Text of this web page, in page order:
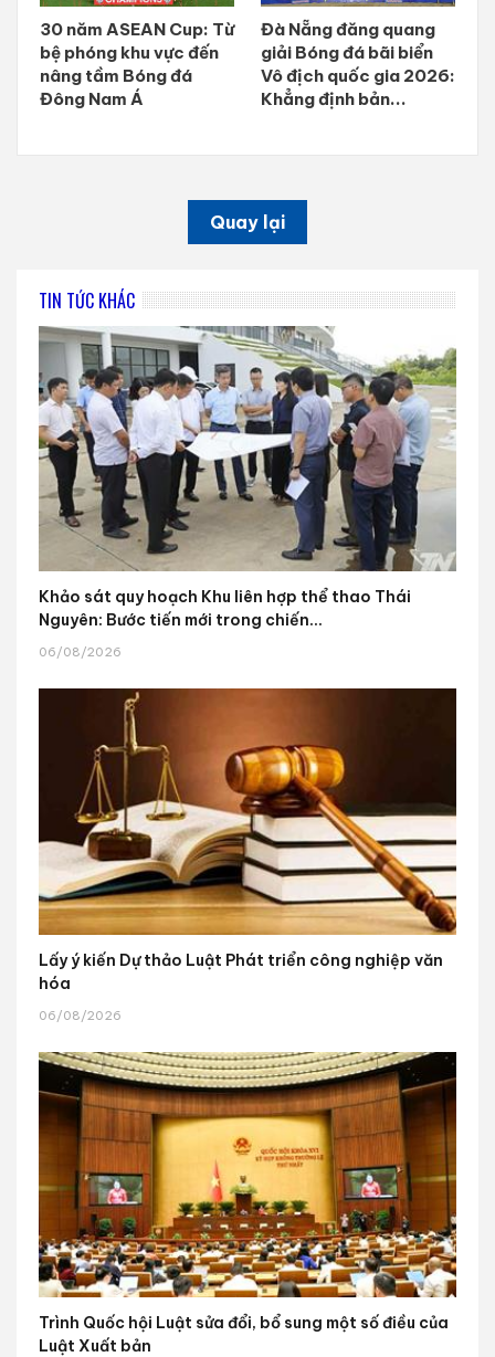
30 năm ASEAN Cup: Từ
bệ phóng khu vực đến
nâng tầm Bóng đá
Đông Nam Á
Đà Nẵng đăng quang
giải Bóng đá bãi biển
Vô địch quốc gia 2026:
Khẳng định bản...
Quay lại
TIN TỨC KHÁC
Khảo sát quy hoạch Khu liên hợp thể thao Thái
Nguyên: Bước tiến mới trong chiến...
06/08/2026
Lấy ý kiến Dự thảo Luật Phát triển công nghiệp văn
hóa
06/08/2026
Trình Quốc hội Luật sửa đổi, bổ sung một số điều của
Luật Xuất bản